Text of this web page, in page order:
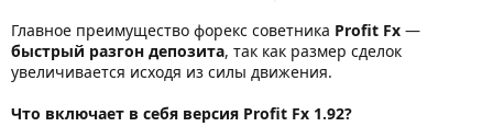
Главное преимущество форекс советника Profit Fx —
быстрый разгон депозита, так как размер сделок
увеличивается исходя из силы движения.
Что включает в себя версия Profit Fx 1.92?